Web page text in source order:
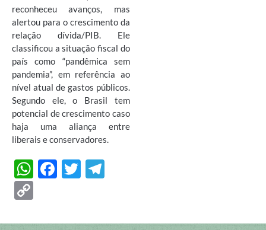
reconheceu avanços, mas
alertou para o crescimento da
relação dívida/PIB. Ele
classificou a situação fiscal do
país como “pandêmica sem
pandemia”, em referência ao
nível atual de gastos públicos.
Segundo ele, o Brasil tem
potencial de crescimento caso
haja uma aliança entre
liberais e conservadores.
W F
T